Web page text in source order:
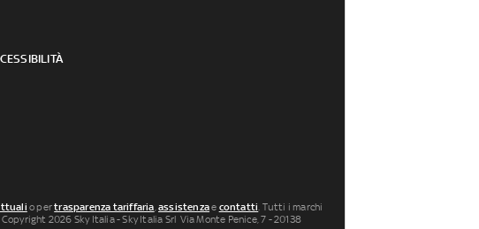
o pertrasparenza tariffaria,assistenzae contatti. Tutti i marchi
2026 Sky Italia - Sky Italia Srl Via Monte Penice, 7 - 20138